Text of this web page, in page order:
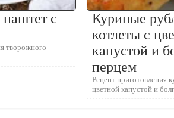
с
творожного
Куриные
котлеты с
капустой и
перцем
Рецепт приготовления
цветной капустой и